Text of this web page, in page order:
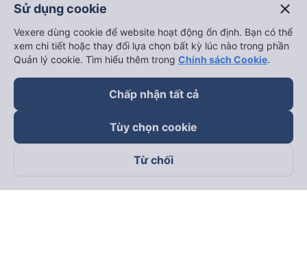
Theo dõi chúng tôi trên
Sử dụng cookie close
Vexere dùng cookie để website hoạt động ổn định. Bạn có thể
xem chi tiết hoặc thay đổi lựa chọn bất kỳ lúc nào trong phần
Quản lý cookie. Tìm hiểu thêm trong Chính sách Cookie.
Chấp nhận tất cả
Tùy chọn cookie
Từ chối